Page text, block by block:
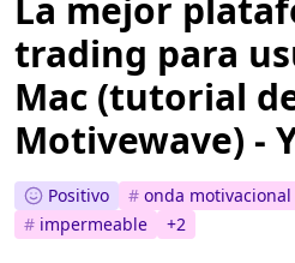
La mejor
trading para
Mac (tutorial
Motivewave) -
Positivo # onda motivacional
# impermeable +2